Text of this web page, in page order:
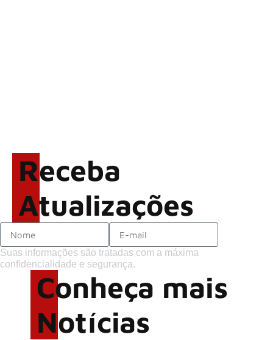
Receba
Atualizações
Suas informações são tratadas com a máxima
confidencialidade e segurança.
Conheça mais
Notícias